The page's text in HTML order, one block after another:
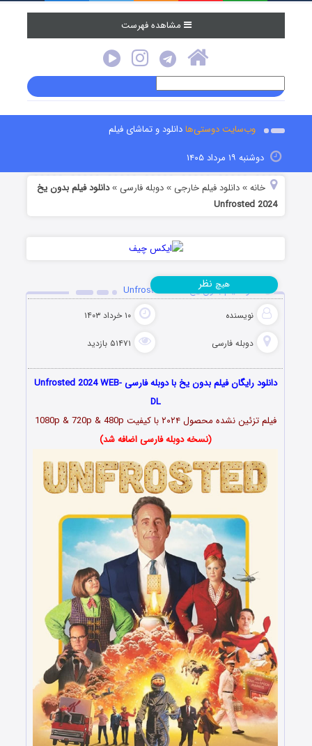
مشاهده فهرست
وب‌سایت دوستی‌هادانلود و تماشای فیلم
دوشنبه ۱۹ مرداد ۱۴۰۵
خانه »دانلود فیلم خارجی »دوبله فارسی »دانلود فیلم بدون یخ
Unfrosted 2024
دانلود فیلم بدون یخ Unfrosted 2024
نویسنده ۱۰ خرداد ۱۴۰۳
دوبله فارسی ۵۱۴۷۱ بازدید
هیچ نظر
دانلود رایگان فیلم بدون یخ با دوبله فارسی Unfrosted 2024 WEB-
DL
فیلم تزئین نشده محصول ۲۰۲۴ با کیفیت 1080p & 720p & 480p
(نسخه دوبله فارسی اضافه شد)